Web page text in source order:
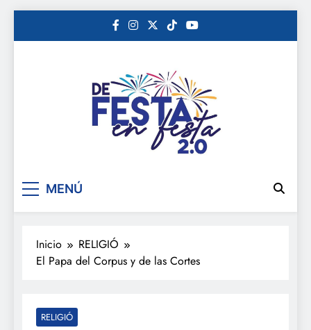
De festa en festa 2.0
MENÚ
Inicio
RELIGIÓ
El Papa del Corpus y de las Cortes
RELIGIÓ